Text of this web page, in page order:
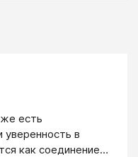
есть
в
как соединение